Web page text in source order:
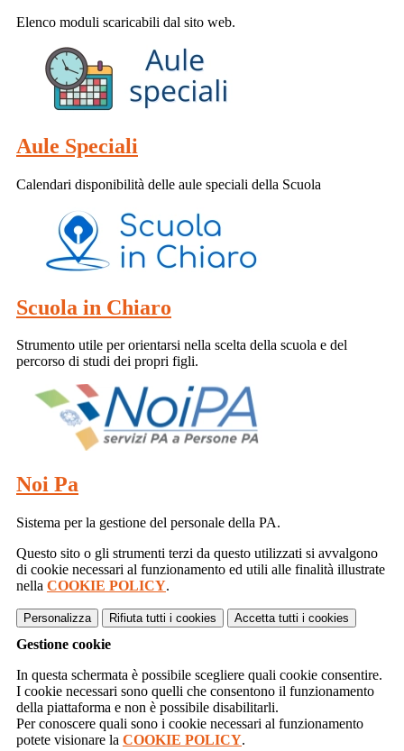
Elenco moduli scaricabili dal sito web.
Aule Speciali
Calendari disponibilità delle aule speciali della Scuola
Scuola in Chiaro
Strumento utile per orientarsi nella scelta della scuola e del
percorso di studi dei propri figli.
Noi Pa
Sistema per la gestione del personale della PA.
Questo sito o gli strumenti terzi da questo utilizzati si avvalgono
di cookie necessari al funzionamento ed utili alle finalità illustrate
nella COOKIE POLICY.
Personalizza Rifiuta tutti i cookies Accetta tutti i cookies
Gestione cookie
In questa schermata è possibile scegliere quali cookie consentire.
I cookie necessari sono quelli che consentono il funzionamento
della piattaforma e non è possibile disabilitarli.
Per conoscere quali sono i cookie necessari al funzionamento
potete visionare la COOKIE POLICY.